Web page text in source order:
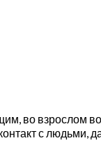
во взрослом
с людьми,